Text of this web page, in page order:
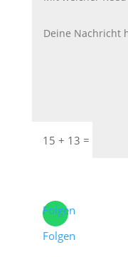
15 + 13 =
Folgen
Folgen